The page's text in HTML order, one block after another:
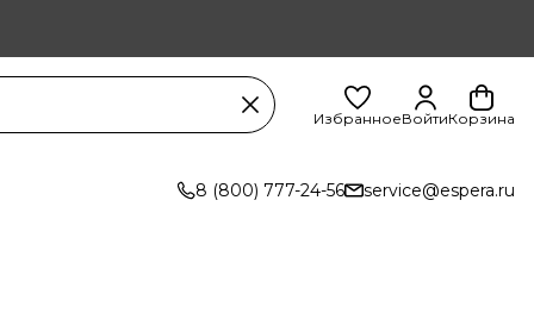
ИзбранноеВойтиКорзина
8 (800) 777-24-56 service@espera.ru